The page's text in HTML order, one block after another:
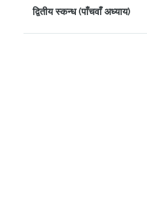
द्वितीय स्कन्ध (पाँचवाँ अध्याय)